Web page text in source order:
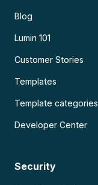
Blog
Lumin 101
Customer Stories
Templates
Template categories
Developer Center
Security